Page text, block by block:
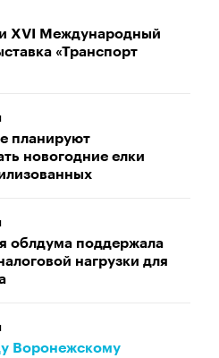
XVI Международный
«Транспорт
планируют
новогодние елки
облдума поддержала
нагрузки для
Воронежскому